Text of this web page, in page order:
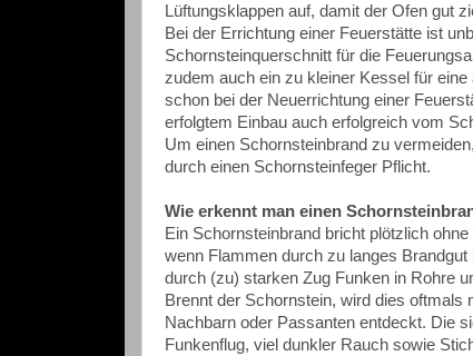
Lüftungsklappen auf, damit der Ofen gut
Bei der Errichtung einer Feuerstätte ist
Schornsteinquerschnitt für die
zudem auch ein zu kleiner Kessel für
schon bei der Neuerrichtung einer
erfolgtem Einbau auch erfolgreich vom
Um einen Schornsteinbrand zu
durch einen Schornsteinfeger Pflicht.
Wie erkennt man einen
Ein Schornsteinbrand bricht plötzlich
wenn Flammen durch zu langes
durch (zu) starken Zug Funken in Rohre
Brennt der Schornstein, wird dies
Nachbarn oder Passanten entdeckt. Die
Funkenflug, viel dunkler Rauch sowie